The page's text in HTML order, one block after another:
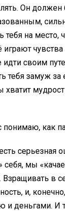
Он
тебя на место,
играют
своим
тебя замуж за
хватит
понимаю, как
серьезная
себя, мы
Взращивать в
и,
деньгами. И